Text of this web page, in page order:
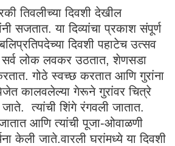
तिवलीच्या दिवशी देखील
सजतात. या दिव्यांचा प्रकाश संपूर्ण
दिवशी पहाटेच उत्सव
सर्व लोक लवकर उठतात, शेणसडा
गोठे स्वच्छ करतात आणि गुरांना
कालवलेल्या गेरूने गुरांवर चित्रे
त्यांची शिंगे रंगवली जातात.
जातात आणि त्यांची पूजा-ओवाळणी
केली जाते.वारली घरांमध्ये या दिवशी